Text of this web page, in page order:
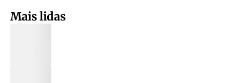
Mais lidas